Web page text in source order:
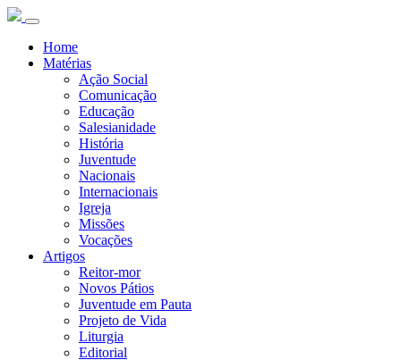
Home
Matérias
Ação Social
Comunicação
Educação
Salesianidade
História
Juventude
Nacionais
Internacionais
Igreja
Missões
Vocações
Artigos
Reitor-mor
Novos Pátios
Juventude em Pauta
Projeto de Vida
Liturgia
Editorial